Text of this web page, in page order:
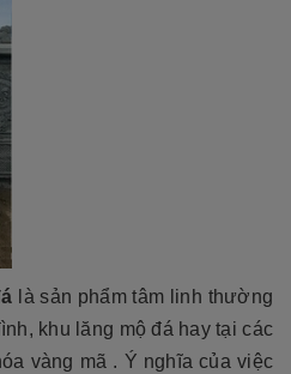
là sản phẩm tâm linh thường
khu lăng mộ đá hay tại các
vàng mã . Ý nghĩa của việc